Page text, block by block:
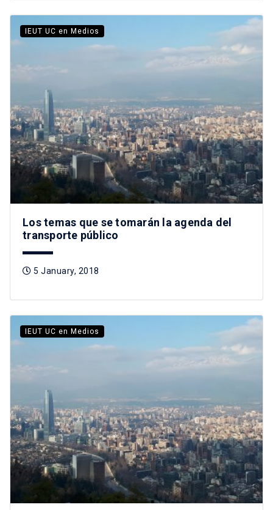
IEUT UC en Medios
Los temas que se tomarán la agenda del
transporte público
5 January, 2018
IEUT UC en Medios